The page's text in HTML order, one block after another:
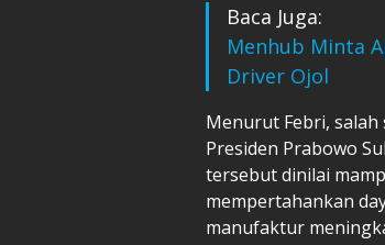
Baca Juga:
Menhub Minta
Driver Ojol
Menurut Febri,
Presiden Prabowo
tersebut dinilai
mempertahankan
manufaktur